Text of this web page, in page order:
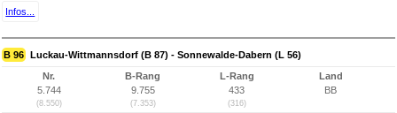
Infos...
B 96 Luckau-Wittmannsdorf (B 87) - Sonnewalde-Dabern (L 56)
Nr.
5.744
(8.550)
B-Rang
9.755
(7.353)
L-Rang
433
(316)
Land
BB